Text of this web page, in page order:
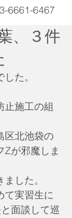
6661-6467
、３件
た。
止施工の組
区北池袋の
Zが邪魔しま
した。
て実習生に
面談して巡